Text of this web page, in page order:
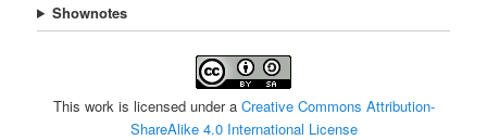
Shownotes
This work is licensed under a Creative Commons Attribution-
ShareAlike 4.0 International License